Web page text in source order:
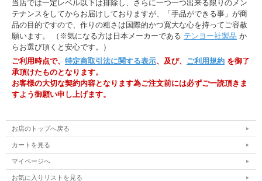
当店では一定レベル以下は排除し、さらに一つ一つ出来る限りのメン
テナンスをしてからお届けしておりますが、「手品ができる事」が商
品の目的ですので、作りの粗さは国際的かつ寛大な心を持ってご容赦
願います。 （※気になる方は日本メーカーである テンヨー社製品 か
らお選び頂くと安心です。）
ご利用時点で、 特定商取引法に関する表示、及び、 ご利用規約 を御了
承頂けたものとなります。
お客様の大切な契約内容となります為ご注文前には必ずご一読頂きま
すよう御願い申し上げます。
お店のトップへ戻る
カートを見る
マイページへ
お気に入りリストを見る